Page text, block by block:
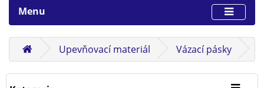
Menu
Upevňovací materiál Vázací pásky